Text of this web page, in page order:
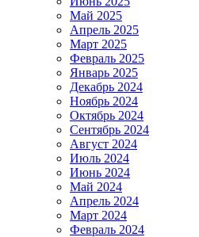
Май 2025
Апрель 2025
Март 2025
Февраль 2025
Январь 2025
Декабрь 2024
Ноябрь 2024
Октябрь 2024
Сентябрь 2024
Август 2024
Июль 2024
Июнь 2024
Май 2024
Апрель 2024
Март 2024
Февраль 2024